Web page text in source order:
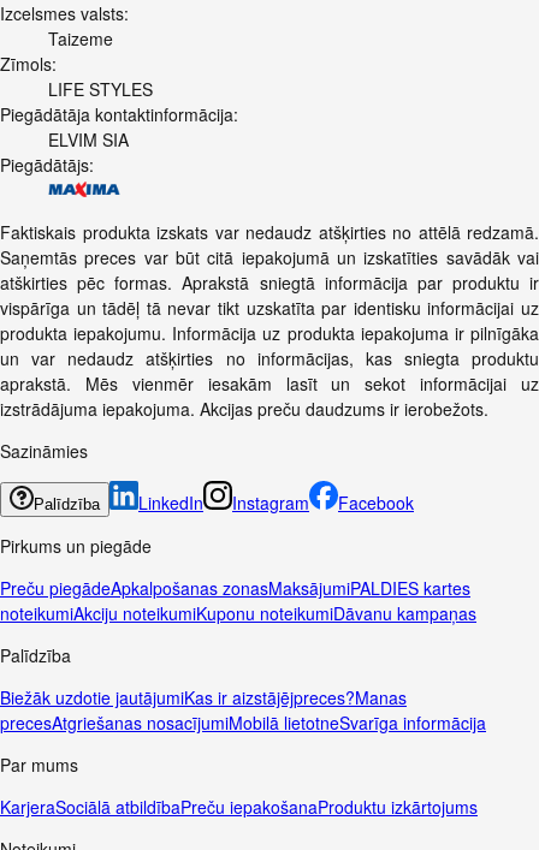
Izcelsmes valsts:
Taizeme
Zīmols:
LIFE STYLES
Piegādātāja kontaktinformācija:
ELVIM SIA
Piegādātājs:
Faktiskais produkta izskats var nedaudz atšķirties no attēlā redzamā.
Saņemtās preces var būt citā iepakojumā un izskatīties savādāk vai
atškirties pēc formas. Aprakstā sniegtā informācija par produktu ir
vispārīga un tādēļ tā nevar tikt uzskatīta par identisku informācijai uz
produkta iepakojumu. Informācija uz produkta iepakojuma ir pilnīgāka
un var nedaudz atšķirties no informācijas, kas sniegta produktu
aprakstā. Mēs vienmēr iesakām lasīt un sekot informācijai uz
izstrādājuma iepakojuma. Akcijas preču daudzums ir ierobežots.
Sazināmies
Palīdzība LinkedIn Instagram
Facebook
Pirkums un piegāde
Preču piegādeApkalpošanas zonasMaksājumiPALDIES kartes
noteikumiAkciju noteikumiKuponu noteikumiDāvanu kampaņas
Palīdzība
Biežāk uzdotie jautājumiKas ir aizstājējpreces?Manas
precesAtgriešanas nosacījumiMobilā lietotneSvarīga informācija
Par mums
KarjeraSociālā atbildībaPreču iepakošanaProduktu izkārtojums